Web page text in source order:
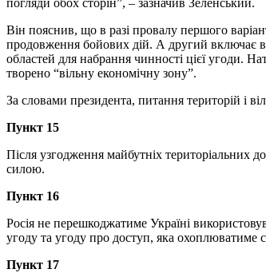
погляди обох сторін”, – зазначив Зеленський.
Він пояснив, що в разі провалу першого
продовження бойових дій. А другий включає в
областей для набрання чинності цієї угоди.
творено “вільну економічну зону”.
За словами президента, питання територій і
Пункт 15
Після узгодження майбутніх територіальних
силою.
Пункт 16
Росія не перешкоджатиме Україні
угоду та угоду про доступ, яка охоплюватиме
Пункт 17